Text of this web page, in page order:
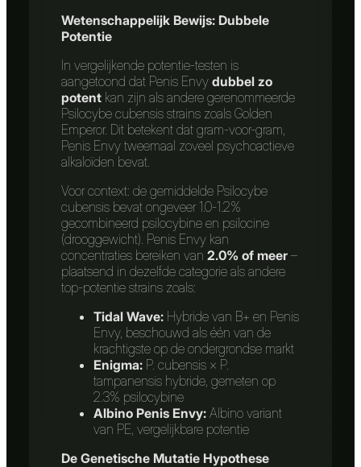
Wetenschappelijk Bewijs: Dubbele
Potentie
In vergelijkende potentie-testen is
aangetoond dat Penis Envy dubbel zo
potent kan zijn als andere gerenommeerde
Psilocybe cubensis strains zoals Golden
Emperor. Dit betekent dat gram-voor-gram,
Penis Envy tweemaal zoveel psychoactieve
alkaloïden bevat.
Voor context: de gemiddelde Psilocybe
cubensis bevat ongeveer 1.0-1.2%
gecombineerd psilocybine en psilocine
(drooggewicht). Penis Envy kan
concentraties bereiken van 2.0% of meer –
plaatsend in dezelfde categorie als andere
top-potentie strains zoals:
Tidal Wave: Hybride van B+ en Penis
Envy, beschouwd als één van de
krachtigste op de ondergrondse markt
Enigma: P. cubensis × P.
tampanensis hybride, gemeten op
2.3% psilocybine
Albino Penis Envy: Albino variant
van PE, vergelijkbare potentie
De Genetische Mutatie Hypothese